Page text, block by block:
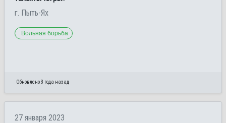
г. Пыть-Ях
Вольная борьба
Обновлено 3 года назад
27 января 2023